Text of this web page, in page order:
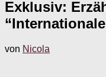
Exklusiv:
von Nicola